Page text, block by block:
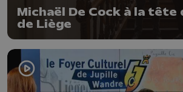
Michaël De Cock à la tête
de Liège